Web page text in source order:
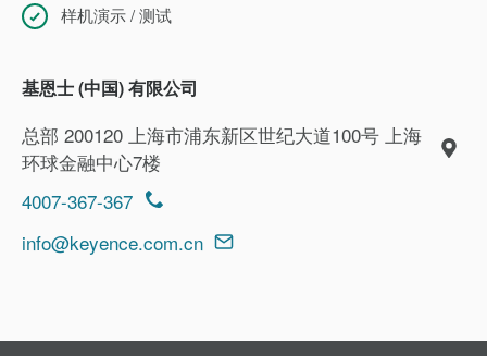
样机演示 / 测试
基恩士 (中国) 有限公司
总部 200120 上海市浦东新区世纪大道100号 上海
环球金融中心7楼
4007-367-367
info@keyence.com.cn